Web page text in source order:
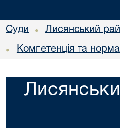
Суди • Лисянський
• Компетенція та